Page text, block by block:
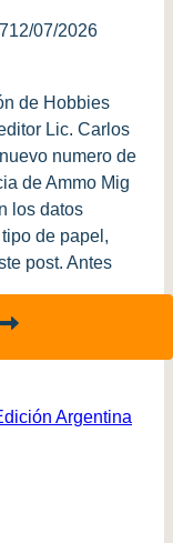
12/07/2026
de Hobbies
Lic. Carlos
numero de
de Ammo Mig
los datos
de papel,
post. Antes